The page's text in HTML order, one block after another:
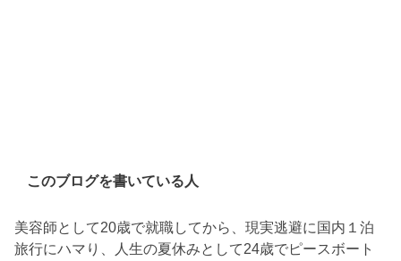
このブログを書いている人
美容師として20歳で就職してから、現実逃避に国内１泊
旅行にハマり、人生の夏休みとして24歳でピースボート